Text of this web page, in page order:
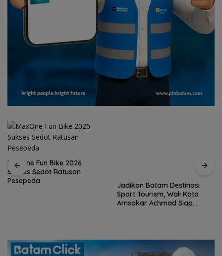
MaxOne Fun Bike 2026
Sukses Sedot Ratusan
Pesepeda
Sport Tourism, Wali Kota
Amsakar Achmad Siap
Wadahi Kejuaraan Dunia